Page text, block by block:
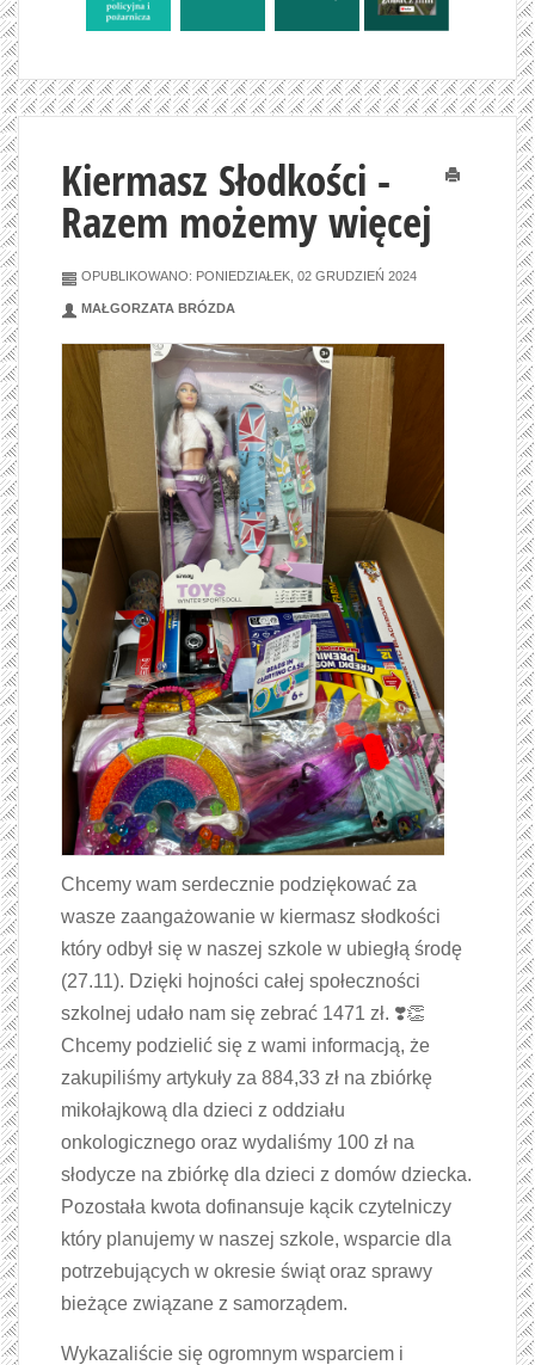
Kiermasz Słodkości -
Razem możemy więcej
OPUBLIKOWANO: PONIEDZIAŁEK, 02 GRUDZIEŃ 2024
MAŁGORZATA BRÓZDA
Chcemy wam serdecznie podziękować za
wasze zaangażowanie w kiermasz słodkości
który odbył się w naszej szkole w ubiegłą środę
(27.11). Dzięki hojności całej społeczności
szkolnej udało nam się zebrać 1471 zł. ❣️👏
Chcemy podzielić się z wami informacją, że
zakupiliśmy artykuły za 884,33 zł na zbiórkę
mikołajkową dla dzieci z oddziału
onkologicznego oraz wydaliśmy 100 zł na
słodycze na zbiórkę dla dzieci z domów dziecka.
Pozostała kwota dofinansuje kącik czytelniczy
który planujemy w naszej szkole, wsparcie dla
potrzebujących w okresie świąt oraz sprawy
bieżące związane z samorządem.
Wykazaliście się ogromnym wsparciem i